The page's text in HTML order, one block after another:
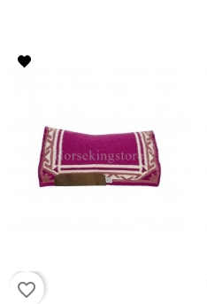
favorite_border